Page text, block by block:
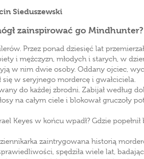
Sieduszewski
zainspirować go Mindhunter?
Przez ponad dziesięć lat
i mężczyzn, młodych i starych, w
w nim dwie osoby. Oddany ojciec,
się w seryjnego mordercę i gwałciciela.
do każdej zbrodni. Zabijał według
na całym ciele i blokował gruczoły
Keyes w końcu wpadł? Gdzie
zaintrygowana historią
spędziła wiele lat,